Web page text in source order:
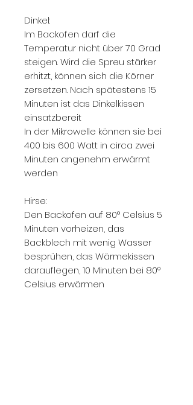
Dinkel:
Im Backofen darf die
Temperatur nicht über 70 Grad
steigen. Wird die Spreu stärker
erhitzt, können sich die Körner
zersetzen. Nach spätestens 15
Minuten ist das Dinkelkissen
einsatzbereit
In der Mikrowelle können sie bei
400 bis 600 Watt in circa zwei
Minuten angenehm erwärmt
werden
Hirse:
Den Backofen auf 80° Celsius 5
Minuten vorheizen, das
Backblech mit wenig Wasser
besprühen, das Wärmekissen
darauflegen, 10 Minuten bei 80°
Celsius erwärmen